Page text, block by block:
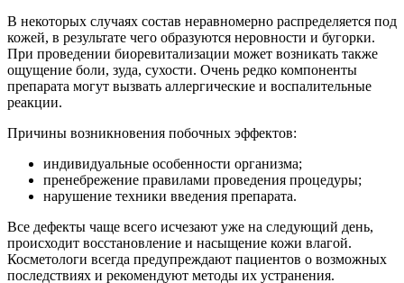
В некоторых случаях состав неравномерно распределяется под
кожей, в результате чего образуются неровности и бугорки.
При проведении биоревитализации может возникать также
ощущение боли, зуда, сухости. Очень редко компоненты
препарата могут вызвать аллергические и воспалительные
реакции.
Причины возникновения побочных эффектов:
индивидуальные особенности организма;
пренебрежение правилами проведения процедуры;
нарушение техники введения препарата.
Все дефекты чаще всего исчезают уже на следующий день,
происходит восстановление и насыщение кожи влагой.
Косметологи всегда предупреждают пациентов о возможных
последствиях и рекомендуют методы их устранения.